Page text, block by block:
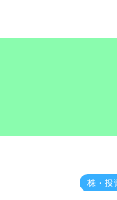
株・投